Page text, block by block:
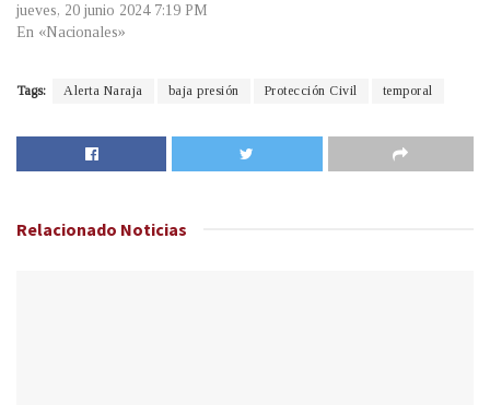
jueves, 20 junio 2024 7:19 PM
En «Nacionales»
Tags: Alerta Naraja baja presión Protección Civil temporal
Relacionado Noticias